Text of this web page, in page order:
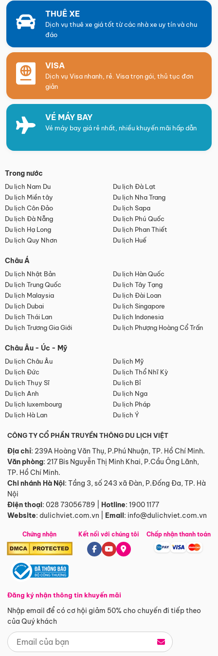
THUÊ XE
Dịch vụ thuê xe giá tốt từ các nhà xe uy tín và chu
đáo
VISA
Dịch vụ Visa nhanh, rẻ. Visa trọn gói, thủ tục đơn
giản
VÉ MÁY BAY
Vé máy bay giá rẻ nhất, nhiều khuyến mãi hấp dẫn
Trong nước
Du lịch Nam Du
Du lịch Đà Lạt
Du lịch Miền tây
Du lịch Nha Trang
Du lịch Côn Đảo
Du lịch Sapa
Du lịch Đà Nẵng
Du lịch Phú Quốc
Du lịch Hạ Long
Du lịch Phan Thiết
Du lịch Quy Nhơn
Du lịch Huế
Châu Á
Du lịch Nhật Bản
Du lịch Hàn Quốc
Du lịch Trung Quốc
Du lịch Tây Tạng
Du lịch Malaysia
Du lịch Đài Loan
Du lịch Dubai
Du lịch Singapore
Du lịch Thái Lan
Du lịch Indonesia
Du lịch Trương Gia Giới
Du lịch Phượng Hoàng Cổ Trấn
Châu Âu - Úc - Mỹ
Du lịch Châu Âu
Du lịch Mỹ
Du lịch Đức
Du lịch Thổ Nhĩ Kỳ
Du lịch Thụy Sĩ
Du lịch Bỉ
Du lịch Anh
Du lịch Nga
Du lịch luxembourg
Du lịch Pháp
Du lịch Hà Lan
Du lịch Ý
CÔNG TY CỔ PHẦN TRUYỀN THÔNG DU LỊCH VIỆT
Địa chỉ: 239A Hoàng Văn Thụ, P.Phú Nhuận, TP. Hồ Chí Minh.
Văn phòng: 217 Bis Nguyễn Thị Minh Khai, P.Cầu Ông Lãnh,
TP. Hồ Chí Minh.
Chi nhánh Hà Nội: Tầng 3, số 243 xã Đàn, P.Đống Đa, TP. Hà
Nội
Điện thoại: 028 73056789 Hotline: 1900 1177
Website: dulichviet.com.vn Email: info@dulichviet.com.vn
Chứng nhận
Đăng ký nhận thông tin khuyến mãi
Nhập email để có cơ hội giảm 50% cho chuyến đi tiếp theo
của Quý khách
Kết nối với chúng tôi Chấp nhận thanh toán